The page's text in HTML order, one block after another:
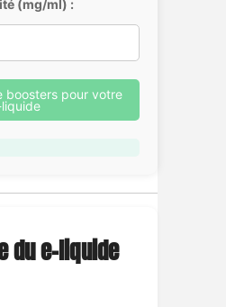
(mg/ml) :
boosters pour votre
du e-liquide